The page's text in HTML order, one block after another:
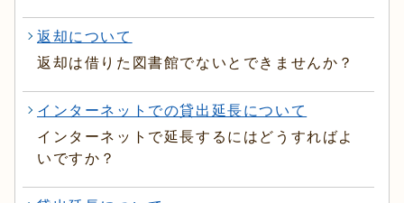
返却について
返却は借りた図書館でないとできませんか？
インターネットでの貸出延長について
インターネットで延長するにはどうすればよ
いですか？